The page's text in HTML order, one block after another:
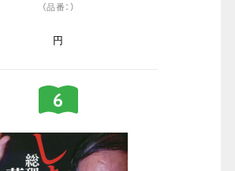
（品番：）
円